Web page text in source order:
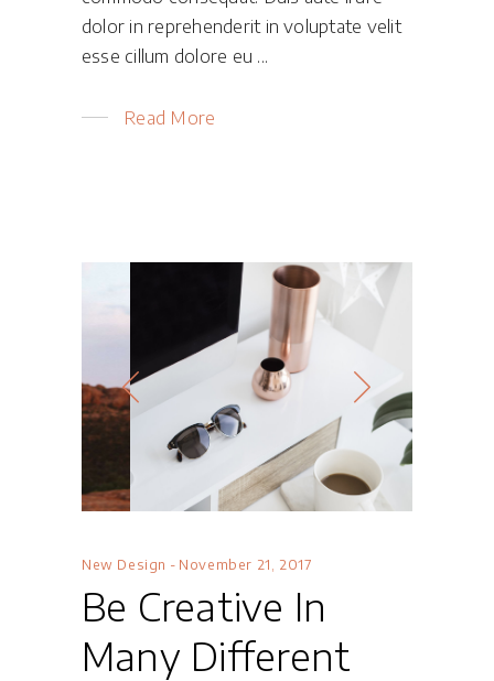
dolor in reprehenderit in voluptate velit
esse cillum dolore eu
Read More
New Design November 21, 2017
Be Creative In
Many Different